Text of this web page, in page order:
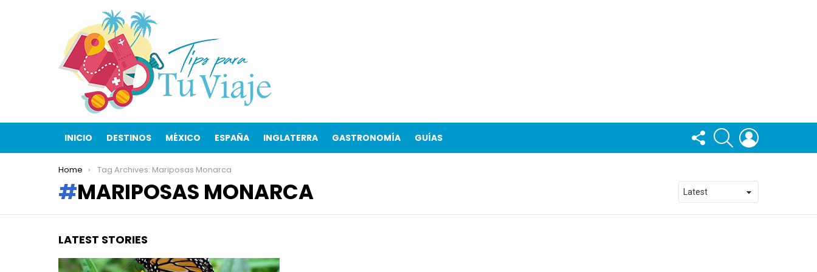
INICIO DESTINOS MÉXICO ESPAÑA INGLATERRA GASTRONOMÍA GUÍAS
FOLLOW
US
SEARCH
You are here:
Home Tag Archives: Mariposas Monarca
MARIPOSAS MONARCA
LATEST STORIES